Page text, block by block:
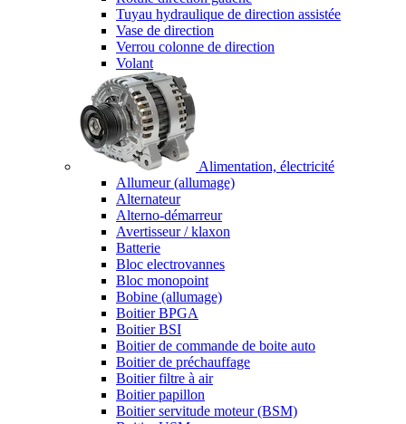
Tuyau hydraulique de direction assistée
Vase de direction
Verrou colonne de direction
Volant
Alimentation, électricité
Allumeur (allumage)
Alternateur
Alterno-démarreur
Avertisseur / klaxon
Batterie
Bloc electrovannes
Bloc monopoint
Bobine (allumage)
Boitier BPGA
Boitier BSI
Boitier de commande de boite auto
Boitier de préchauffage
Boitier filtre à air
Boitier papillon
Boitier servitude moteur (BSM)